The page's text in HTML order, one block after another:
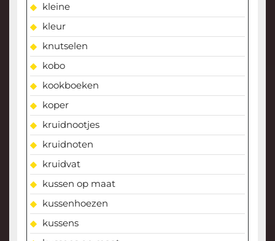
kleine
kleur
knutselen
kobo
kookboeken
koper
kruidnootjes
kruidnoten
kruidvat
kussen op maat
kussenhoezen
kussens